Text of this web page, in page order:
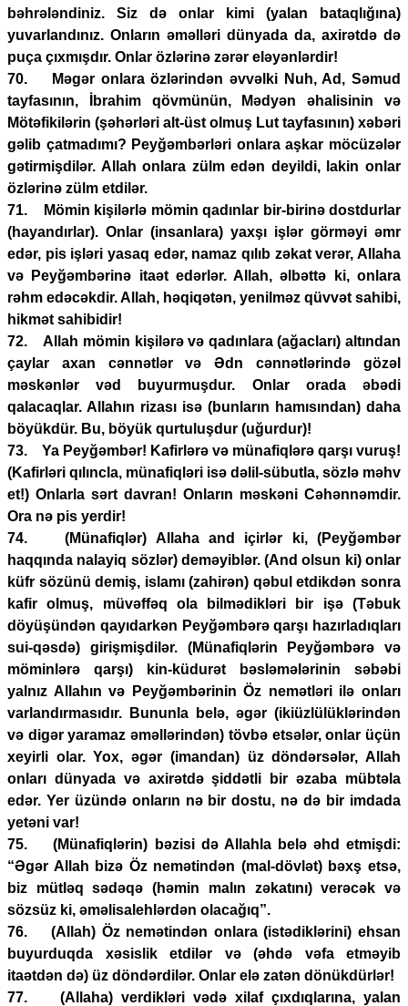
bəhrələndiniz. Siz də onlar kimi (yalan bataqlığına)
yuvarlandınız. Onların əməlləri dünyada da, axirətdə də
puça çıxmışdır. Onlar özlərinə zərər eləyənlərdir!
70. Məgər onlara özlərindən əvvəlki Nuh, Ad, Səmud
tayfasının, İbrahim qövmünün, Mədyən əhalisinin və
Mötəfikilərin (şəhərləri alt-üst olmuş Lut tayfasının) xəbəri
gəlib çatmadımı? Peyğəmbərləri onlara aşkar möcüzələr
gətirmişdilər. Allah onlara zülm edən deyildi, lakin onlar
özlərinə zülm etdilər.
71. Mömin kişilərlə mömin qadınlar bir-birinə dostdurlar
(hayandırlar). Onlar (insanlara) yaxşı işlər görməyi əmr
edər, pis işləri yasaq edər, namaz qılıb zəkat verər, Allaha
və Peyğəmbərinə itaət edərlər. Allah, əlbəttə ki, onlara
rəhm edəcəkdir. Allah, həqiqətən, yenilməz qüvvət sahibi,
hikmət sahibidir!
72. Allah mömin kişilərə və qadınlara (ağacları) altından
çaylar axan cənnətlər və Ədn cənnətlərində gözəl
məskənlər vəd buyurmuşdur. Onlar orada əbədi
qalacaqlar. Allahın rizası isə (bunların hamısından) daha
böyükdür. Bu, böyük qurtuluşdur (uğurdur)!
73. Ya Peyğəmbər! Kafirlərə və münafiqlərə qarşı vuruş!
(Kafirləri qılıncla, münafiqləri isə dəlil-sübutla, sözlə məhv
et!) Onlarla sərt davran! Onların məskəni Cəhənnəmdir.
Ora nə pis yerdir!
74. (Münafiqlər) Allaha and içirlər ki, (Peyğəmbər
haqqında nalayiq sözlər) deməyiblər. (And olsun ki) onlar
küfr sözünü demiş, islamı (zahirən) qəbul etdikdən sonra
kafir olmuş, müvəffəq ola bilmədikləri bir işə (Təbuk
döyüşündən qayıdarkən Peyğəmbərə qarşı hazırladıqları
sui-qəsdə) girişmişdilər. (Münafiqlərin Peyğəmbərə və
möminlərə qarşı) kin-küdurət bəsləmələrinin səbəbi
yalnız Allahın və Peyğəmbərinin Öz nemətləri ilə onları
varlandırmasıdır. Bununla belə, əgər (ikiüzlülüklərindən
və digər yaramaz əməllərindən) tövbə etsələr, onlar üçün
xeyirli olar. Yox, əgər (imandan) üz döndərsələr, Allah
onları dünyada və axirətdə şiddətli bir əzaba mübtəla
edər. Yer üzündə onların nə bir dostu, nə də bir imdada
yetəni var!
75. (Münafiqlərin) bəzisi də Allahla belə əhd etmişdi:
“Əgər Allah bizə Öz nemətindən (mal-dövlət) bəxş etsə,
biz mütləq sədəqə (həmin malın zəkatını) verəcək və
sözsüz ki, əməlisalehlərdən olacağıq”.
76. (Allah) Öz nemətindən onlara (istədiklərini) ehsan
buyurduqda xəsislik etdilər və (əhdə vəfa etməyib
itaətdən də) üz döndərdilər. Onlar elə zatən dönükdürlər!
77. (Allaha) verdikləri vədə xilaf çıxdıqlarına, yalan